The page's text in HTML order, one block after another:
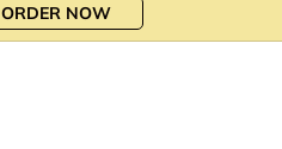
ORDER NOW